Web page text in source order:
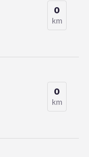
0
km
0
km